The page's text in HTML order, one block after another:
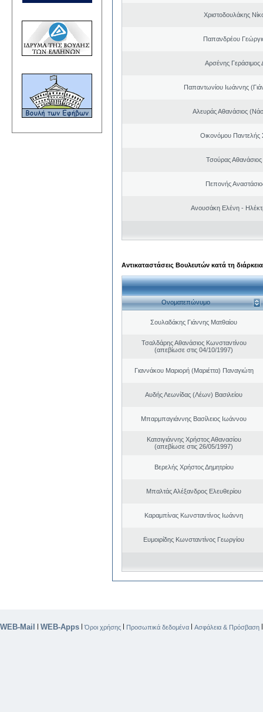
Χριστοδουλάκης
Παπανδρέου
Αρσένης Γεράσιμος
Παπαντωνίου Ιωάννης
Αλευράς Αθανάσιος
Οικονόμου Παντελής
Τσούρας
Πεπονής
Ανουσάκη Ελένη -
Αντικαταστάσεις Βουλευτών κατά τη
Ονοματεπώνυμο
Σουλαδάκης Γιάννης Ματθαίου
Τσαλδάρης Αθανάσιος Κωνσταντίνου
(απεβίωσε στις 04/10/1997)
Γιαννάκου Μαριορή (Μαριέττα) Παναγιώτη
Αυδής Λεωνίδας (Λέων) Βασιλείου
Μπαρμπαγιάννης Βασίλειος Ιωάννου
Κατσιγιάννης Χρήστος Αθανασίου
(απεβίωσε στις 26/05/1997)
Βερελής Χρήστος Δημητρίου
Μπαλτάς Αλέξανδρος Ελευθερίου
Καραμπίνας Κωνσταντίνος Ιωάννη
Ευμοιρίδης Κωνσταντίνος Γεωργίου
WEB-Mail | WEB-Apps |Όροι χρήσης | Προσωπικά δεδομένα | Ασφάλεια & Πρόσβαση